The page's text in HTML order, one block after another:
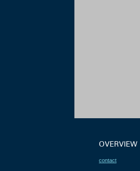
OVERVIEW
contact